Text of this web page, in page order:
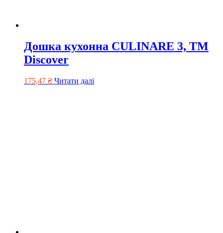
Дошка кухонна CULINARE 3, TM
Discover
175,47 ₴ Читати далі